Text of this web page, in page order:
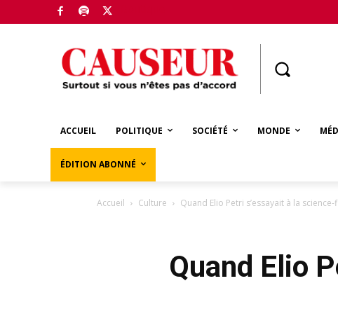
ACCUEIL POLITIQUE SOCIÉTÉ MONDE
ÉDITION ABONNÉ
Accueil Culture Quand Elio Petri s’essayait à la
Quand Elio